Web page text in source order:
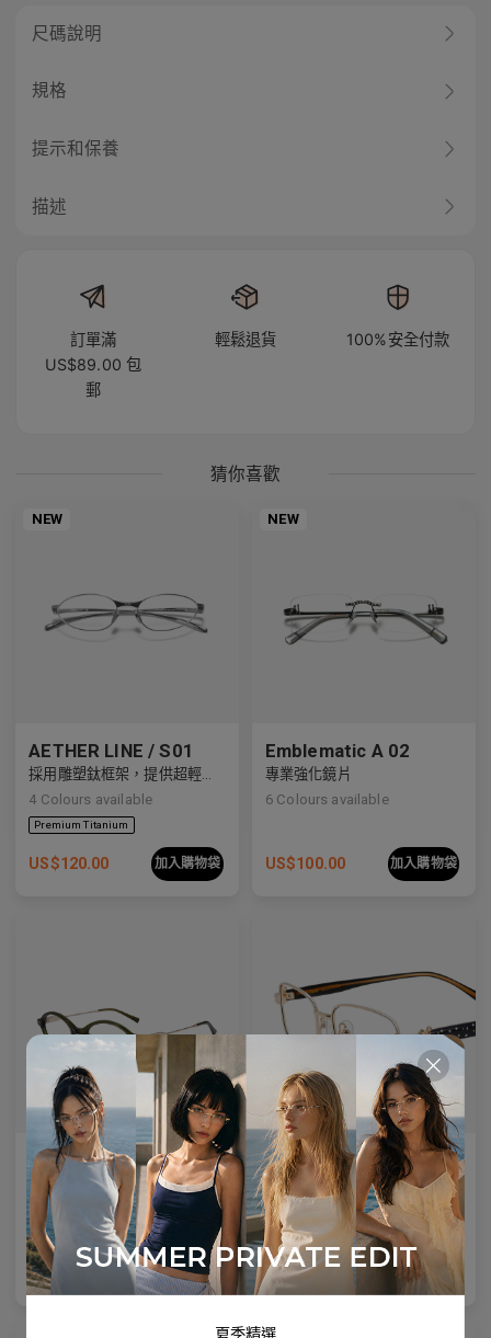
尺碼說明
規格
提示和保養
描述
訂單滿
US$89.00 包
郵
輕鬆退貨 100%安全付款
猜你喜歡
NEW
AETHER LINE / S01
採用雕塑鈦框架，提供超輕精確度。
4 Colours available
Premium Titanium
US$120.00 加入購物袋
NEW
Emblematic A 02
專業強化鏡片
6 Colours available
US$100.00 加入購物袋
Olisa Air
微妙提升，更佳貼合 — 適合每種臉型的多功能性。
5
Colours available
US$ 加入購物袋
Rin
乾淨的線條，水晶飾釘，和一抹恬靜的宇宙光輝。
4 Colours available
US$80.00 加入購物袋